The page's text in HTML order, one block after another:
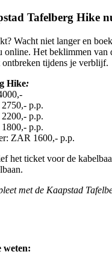
Tafelberg Hike
Wacht niet langer en
online. Het beklimmen van
ontbreken tijdens je verblijf.
Hike:
p.p.
p.p.
p.p.
ZAR 1600,- p.p.
het ticket voor de
met de Kaapstad
weten: